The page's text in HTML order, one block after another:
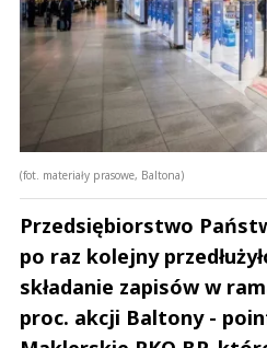
(fot. materiały prasowe, Baltona)
Przedsiębiorstwo
po raz kolejny
składanie zapisów w
proc. akcji Baltony -